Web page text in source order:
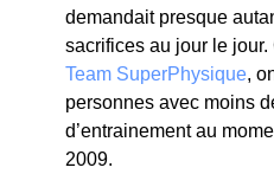
demandait presque
sacrifices au jour le jour.
Team SuperPhysique,
personnes avec moins
d’entrainement au
2009.